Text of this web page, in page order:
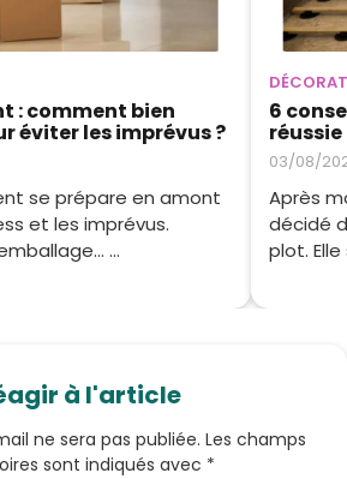
: comment bien
éviter les imprévus ?
se prépare en amont
et les imprévus.
...
6
réussie
03/08/
Après
décidé
plot.
à l'article
ne sera pas publiée. Les champs
sont indiqués avec *